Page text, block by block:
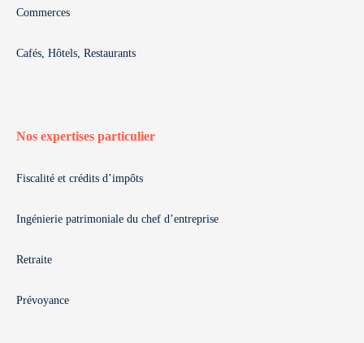
Commerces
Cafés, Hôtels, Restaurants
Nos expertises particulier
Fiscalité et crédits d’impôts
Ingénierie patrimoniale du chef d’entreprise
Retraite
Prévoyance